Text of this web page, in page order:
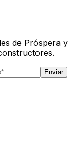
de Próspera y
Enviar